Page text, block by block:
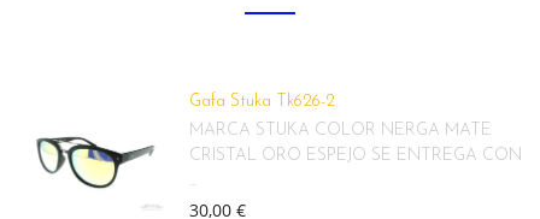
Gafa Stuka Tk626-2
MARCA STUKA COLOR NERGA MATE
CRISTAL ORO ESPEJO SE ENTREGA CON
...
30,00 €